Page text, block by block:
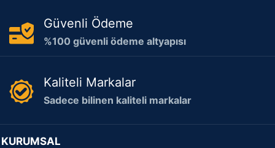
Güvenli Ödeme
%100 güvenli ödeme altyapısı
Kaliteli Markalar
Sadece bilinen kaliteli markalar
KURUMSAL